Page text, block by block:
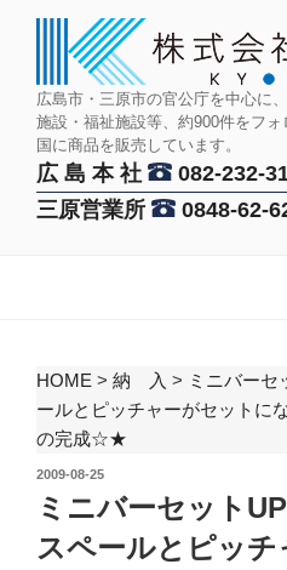
広島市・三原市の官公庁を中心に
施設・福祉施設等、約900件をフ
国に商品を販売しています。
広 島 本 社
082-232-
三原営業所
0848-62-
HOME > 納 入 > ミニバーセ
ールとピッチャーがセットに
の完成☆★
投
稿
日:
2009-08-25
ミニバーセット
スペールとピッ